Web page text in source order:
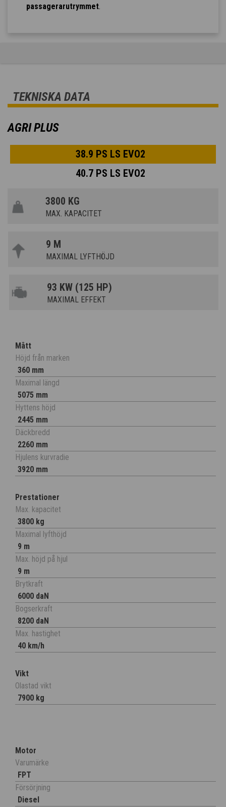
passagerarutrymmet.
TEKNISKA DATA
AGRI PLUS
38.9 PS LS EVO2
40.7 PS LS EVO2
3800 KG
MAX. KAPACITET
9 M
MAXIMAL LYFTHÖJD
93 KW (125 HP)
MAXIMAL EFFEKT
Mått
Höjd från marken
360 mm
Maximal längd
5075 mm
Hyttens höjd
2445 mm
Däckbredd
2260 mm
Hjulens kurvradie
3920 mm
Prestationer
Max. kapacitet
3800 kg
Maximal lyfthöjd
9 m
Max. höjd på hjul
9 m
Brytkraft
6000 daN
Bogserkraft
8200 daN
Max. hastighet
40 km/h
Vikt
Olastad vikt
7900 kg
Motor
Varumärke
FPT
Försörjning
Diesel